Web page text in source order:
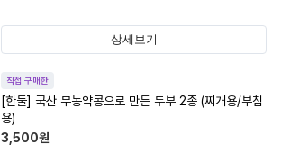
상세보기
직접 구매한
[한둘] 국산 무농약콩으로 만든 두부 2종 (찌개용/부침
용)
3,500원